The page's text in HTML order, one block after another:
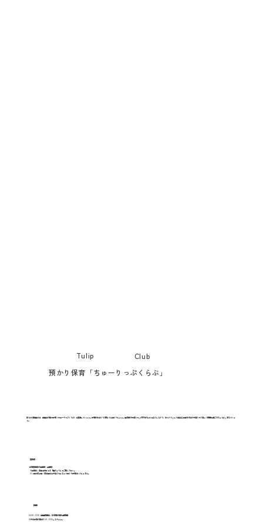
Tulip
​Club
預かり保育「ちゅーりっぷくらぶ」
ほうや幼稚園では、降園後の延長保育（ちゅーりっぷくらぶ）を実施しています。保育終了後から17時までお預かりします。異年齢の子供たちとの交流のよさを生かしながら、ゆったりとした自由な雰囲気の中で子供たちが楽しく時間を過ごせるようにと考えていま
す。
実施日
保育実施日の月曜日～金曜日
※詳細は、毎月発行される「園だより」をご覧ください。
※４月は年少組・年中組はお弁当が始まるまで預かり保育はいたしません。
時間
14:00～17:00（降園時間は、各家庭の御希望時間）
※午前保育の日は11:30～17:00となります。